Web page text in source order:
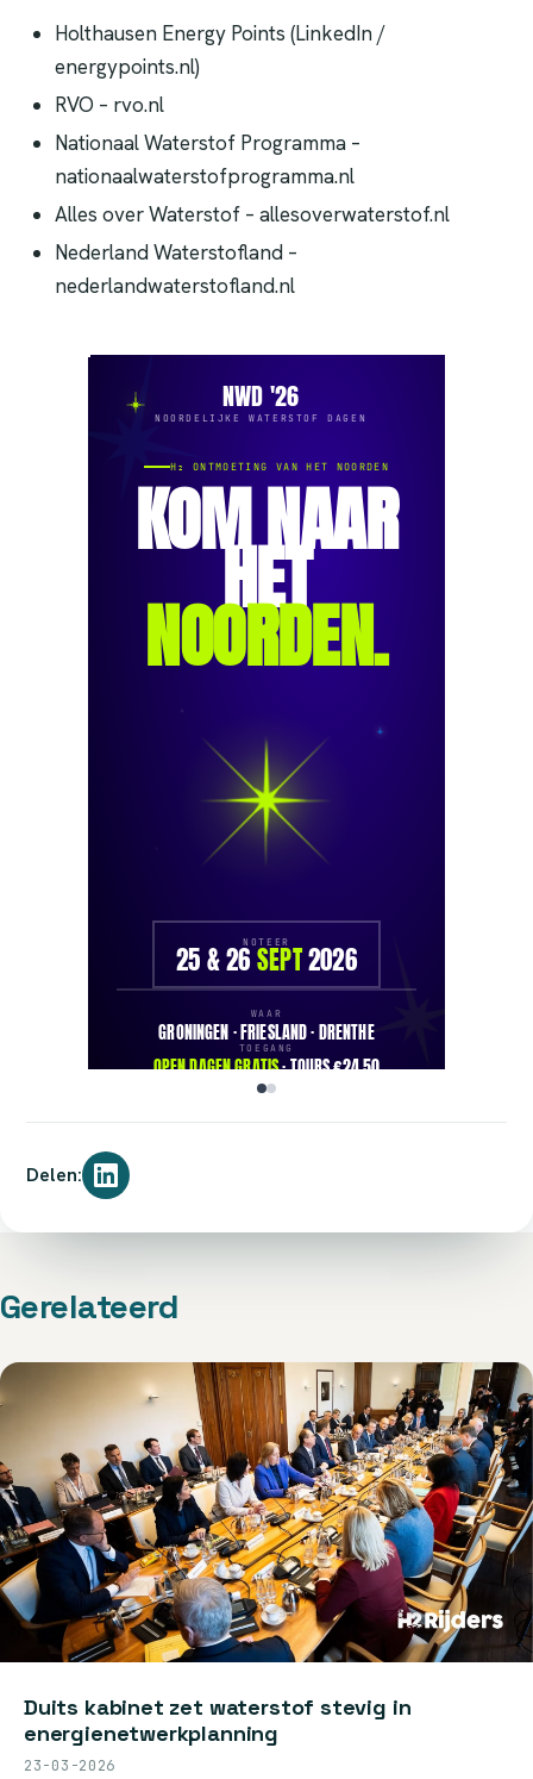
Holthausen Energy Points (LinkedIn /
energypoints.nl)
RVO – rvo.nl
Nationaal Waterstof Programma –
nationaalwaterstofprogramma.nl
Alles over Waterstof – allesoverwaterstof.nl
Nederland Waterstofland –
nederlandwaterstofland.nl
Delen:
Gerelateerd
Duits kabinet zet waterstof stevig in
energienetwerkplanning
23-03-2026